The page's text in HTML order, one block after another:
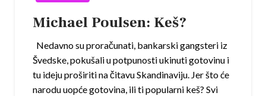
Michael Poulsen: Keš?
Nedavno su proračunati, bankarski gangsteri iz
Švedske, pokušali u potpunosti ukinuti gotovinu i
tu ideju proširiti na čitavu Skandinaviju. Jer što će
narodu uopće gotovina, ili ti popularni keš? Svi